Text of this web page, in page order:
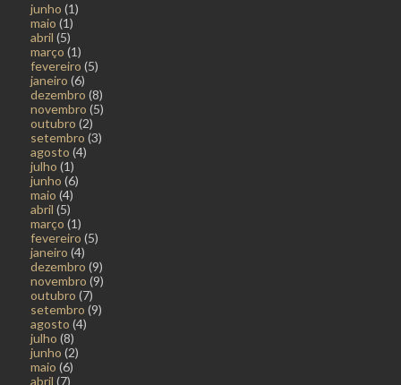
junho (1)
maio (1)
abril (5)
março (1)
fevereiro (5)
janeiro (6)
dezembro (8)
novembro (5)
outubro (2)
setembro (3)
agosto (4)
julho (1)
junho (6)
maio (4)
abril (5)
março (1)
fevereiro (5)
janeiro (4)
dezembro (9)
novembro (9)
outubro (7)
setembro (9)
agosto (4)
julho (8)
junho (2)
maio (6)
abril (7)